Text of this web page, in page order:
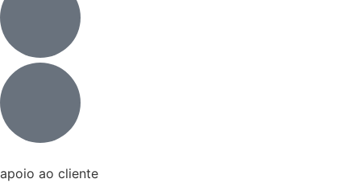
apoio ao cliente